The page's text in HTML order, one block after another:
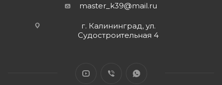
master_k39@mail.ru
г. Калининград, ул.
Судостроительная 4